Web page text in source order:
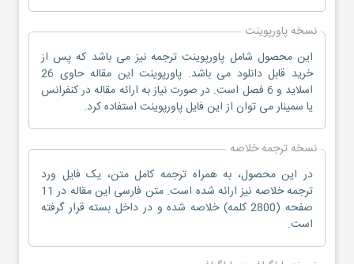
نسخه پاورپوینت
این محصول شامل پاورپوینت ترجمه نیز می باشد که پس از
خرید قابل دانلود می باشد. پاورپوینت این مقاله حاوی 26
اسلاید و 6 فصل است. در صورت نیاز به ارائه مقاله در کنفرانس
یا سمینار می توان از این فایل پاورپوینت استفاده کرد.
نسخه ترجمه خلاصه
در این محصول، به همراه ترجمه کامل متن، یک فایل ورد
ترجمه خلاصه نیز ارائه شده است. متن فارسی این مقاله در 11
صفحه (2800 کلمه) خلاصه شده و در داخل بسته قرار گرفته
است.